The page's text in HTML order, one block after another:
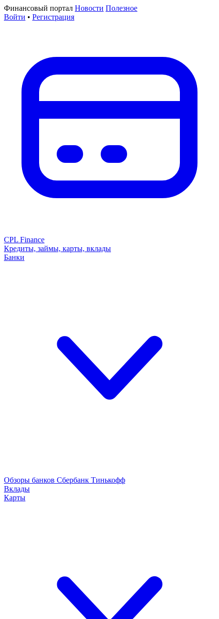
Финансовый портал Новости Полезное
Войти • Регистрация
CPL Finance
Кредиты, займы, карты, вклады
Банки
Обзоры банков Сбербанк Тинькофф
Вклады
Карты